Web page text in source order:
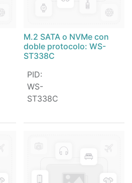
M.2 SATA o NVMe con
doble protocolo: WS-
ST338C
PID:
WS-
ST338C